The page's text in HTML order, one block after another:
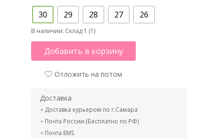
30
29 28 27 26
В наличии: Склад 1 (1)
Добавить в корзину
Отложить на потом
Доставка
Доставка курьером по г.Самара
Почта России.(Бесплатно по РФ)
Почта EMS